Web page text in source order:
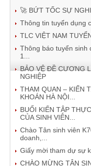
🚀 BỨT TỐC SỰ
Thông tin tuyển dụng
TLC VIỆT NAM
Thông báo tuyển
1...
BẢO VỆ ĐỀ CƯƠNG
NGHIỆP
THAM QUAN – KIẾN
KHOÁN HÀ NỘI...
BUỔI KIẾN TẬP
CỦA SINH VIÊN...
Chào Tân sinh viên
doanh,...
Giấy mời tham dự sự
CHÀO MỪNG TÂN